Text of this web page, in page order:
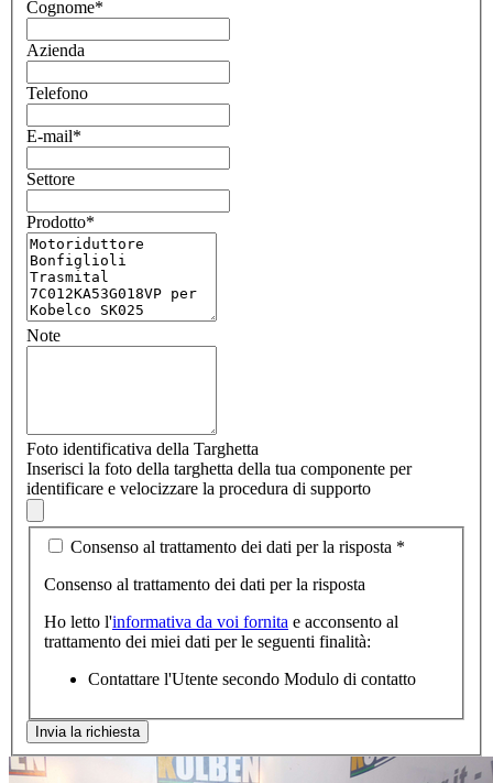
Cognome*
Azienda
Telefono
E-mail*
Settore
Prodotto*
Note
Foto identificativa della Targhetta
Inserisci la foto della targhetta della tua componente per
identificare e velocizzare la procedura di supporto
Consenso al trattamento dei dati per la risposta *
Consenso al trattamento dei dati per la risposta
Ho letto l'informativa da voi fornita e acconsento al
trattamento dei miei dati per le seguenti finalità:
Contattare l'Utente secondo Modulo di contatto